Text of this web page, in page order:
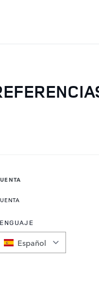
Español